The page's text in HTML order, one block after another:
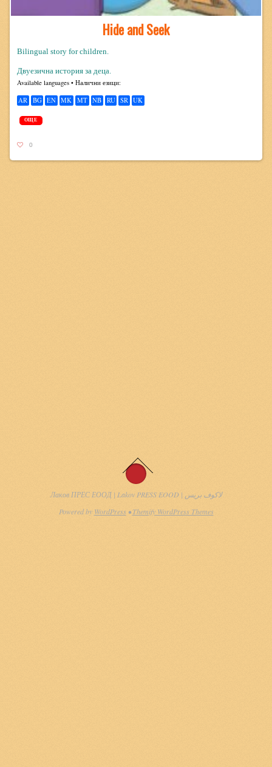
Hide and Seek
Bilingual story for children.
Двуезична история за деца.
Avail­able lan­guages • Налични езици:
AR BG EN MK MT NB RU SR UK
ОЩЕ
0